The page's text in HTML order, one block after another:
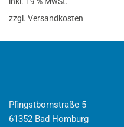
zzgl. Versandkosten
Pfingstbornstraße 5
61352 Bad Homburg